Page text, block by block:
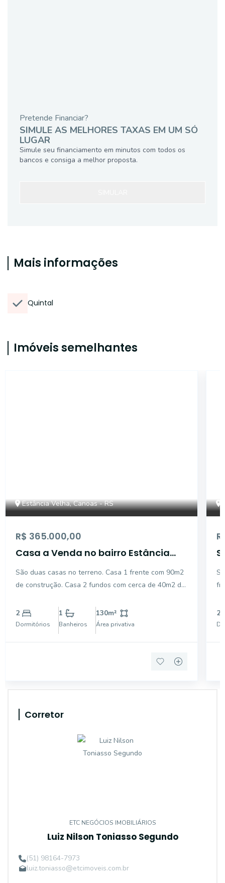
Pretende Financiar?
SIMULE AS MELHORES TAXAS EM UM SÓ
LUGAR
Simule seu financiamento em minutos com todos os
bancos e consiga a melhor proposta.
Mais informações
Quintal
Imóveis semelhantes
Estância Velha, Canoas - RS
R$ 365.000,00
Casa a Venda no bairro Estância
São duas casas no terreno. Casa 1 frente com 90m2
de construção. Casa 2 fundos com cerca de 40m2 de
árvores frutíferas e depósito. Piso cerâmico nos
ambientes e forro de pvc no teto. Área coberta
2
Dormitórios
1
Banheiros
130m²
Área privativa
2
Corretor
ETC NEGÓCIOS IMOBILIÁRIOS
Luiz Nilson Toniasso Segundo
(51) 98164-7973
luiz.toniasso@etcimoveis.com.br